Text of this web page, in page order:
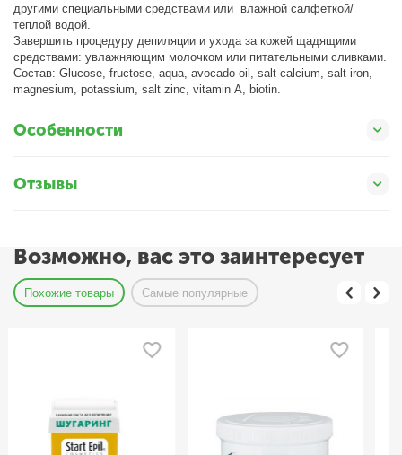
другими специальными средствами или влажной салфеткой/
теплой водой.
Завершить процедуру депиляции и ухода за кожей щадящими
средствами: увлажняющим молочком или питательными сливками.
Состав: Glucose, fructose, aqua, avocado oil, salt calcium, salt iron,
magnesium, potassium, salt zinc, vitamin А, biotin.
Особенности
Отзывы
Возможно, вас это заинтересует
Похожие товары Самые популярные